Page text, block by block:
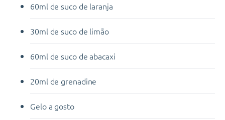
60ml de suco de laranja
30ml de suco de limão
60ml de suco de abacaxi
20ml de grenadine
Gelo a gosto